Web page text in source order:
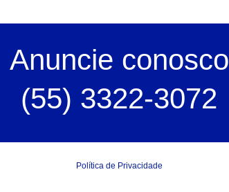
Anuncie conosco
(55) 3322-3072
Política de Privacidade